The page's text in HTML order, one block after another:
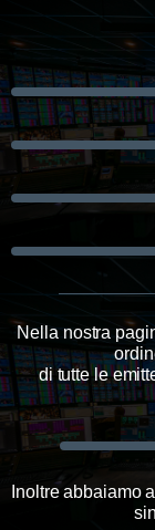
Nella nostra
di tutte le
Inoltre abbaiamo